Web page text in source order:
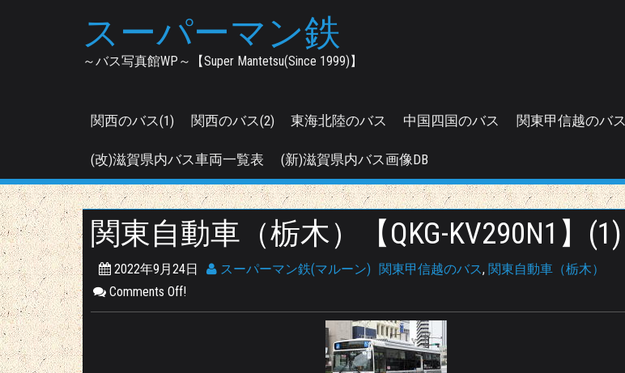
スーパーマン鉄
～バス写真館WP～【Super Mantetsu(Since 1999)】
関西のバス(1) 関西のバス(2) 東海北陸のバス 中国四国のバス 関東甲信越のバス
(改)滋賀県内バス車両一覧表 (新)滋賀県内バス画像DB
関東自動車（栃木）【QKG-KV290N1】(1)
2022年9月24日 スーパーマン鉄(マルーン) 関東甲信越のバス, 関東自動車（栃木）
Comments Off!